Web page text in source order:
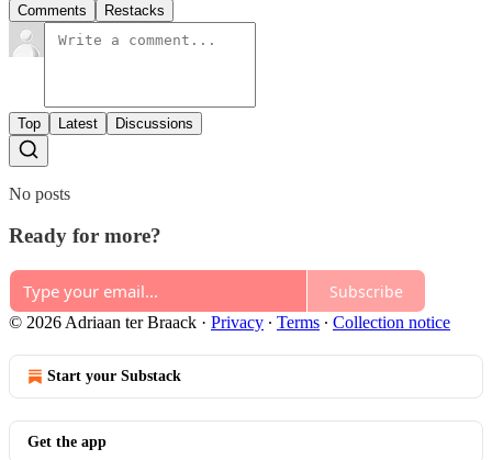
Comments Restacks
Top Latest Discussions
No posts
Ready for more?
Subscribe
© 2026 Adriaan ter Braack · Privacy ∙ Terms ∙ Collection notice
Start your Substack
Get the app